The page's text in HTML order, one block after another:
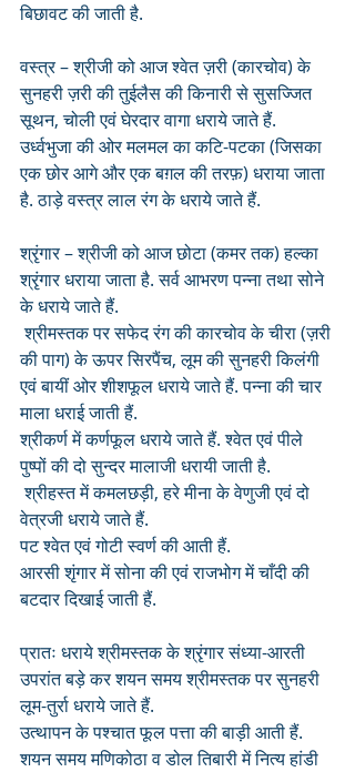
बिछावट की जाती है.
वस्त्र – श्रीजी को आज श्वेत ज़री (कारचोव) के
सुनहरी ज़री की तुईलैस की किनारी से सुसज्जित
सूथन, चोली एवं घेरदार वागा धराये जाते हैं.
उर्ध्वभुजा की ओर मलमल का कटि-पटका (जिसका
एक छोर आगे और एक बग़ल की तरफ़) धराया जाता
है. ठाड़े वस्त्र लाल रंग के धराये जाते हैं.
श्रृंगार – श्रीजी को आज छोटा (कमर तक) हल्का
श्रृंगार धराया जाता है. सर्व आभरण पन्ना तथा सोने
के धराये जाते हैं.
श्रीमस्तक पर सफेद रंग की कारचोव के चीरा (ज़री
की पाग) के ऊपर सिरपैंच, लूम की सुनहरी किलंगी
एवं बायीं ओर शीशफूल धराये जाते हैं. पन्ना की चार
माला धराई जाती हैं.
श्रीकर्ण में कर्णफूल धराये जाते हैं. श्वेत एवं पीले
पुष्पों की दो सुन्दर मालाजी धरायी जाती है.
श्रीहस्त में कमलछड़ी, हरे मीना के वेणुजी एवं दो
वेत्रजी धराये जाते हैं.
पट श्वेत एवं गोटी स्वर्ण की आती हैं.
आरसी शृंगार में सोना की एवं राजभोग में चाँदी की
बटदार दिखाई जाती हैं.
प्रातः धराये श्रीमस्तक के श्रृंगार संध्या-आरती
उपरांत बड़े कर शयन समय श्रीमस्तक पर सुनहरी
लूम-तुर्रा धराये जाते हैं.
उत्थापन के पश्चात फूल पत्ता की बाड़ी आती हैं.
शयन समय मणिकोठा व डोल तिबारी में नित्य हांडी